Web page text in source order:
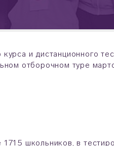
и дистанционного
отборочном туре
школьников, в